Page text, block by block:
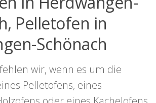
Pelletofen in
Schönach
wir, wenn es um die
Pelletofens, eines